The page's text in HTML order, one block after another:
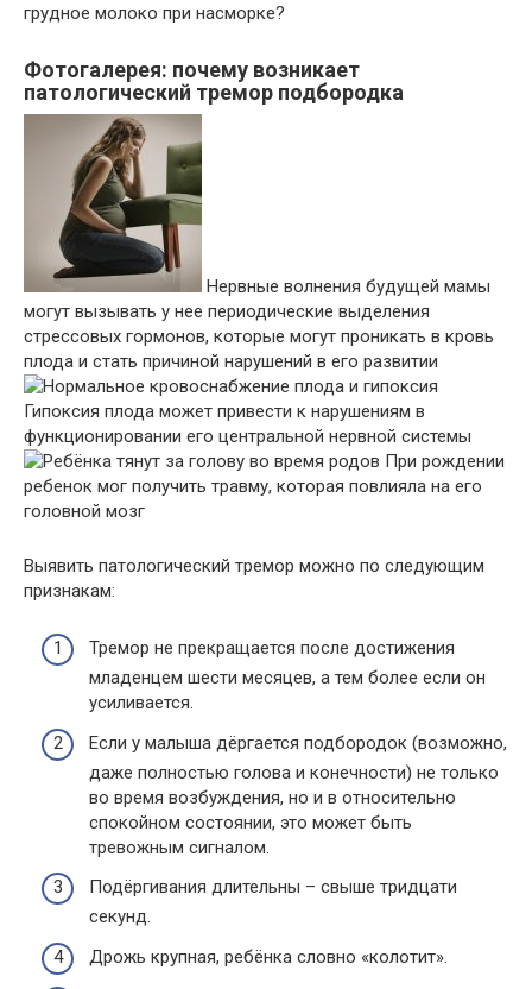
грудное молоко при насморке?
Фотогалерея: почему возникает
патологический тремор подбородка
Нервные волнения будущей мамы
могут вызывать у нее периодические выделения
стрессовых гормонов, которые могут проникать в кровь
плода и стать причиной нарушений в его развитии
Гипоксия плода может привести к нарушениям в
функционировании его центральной нервной системы
При рождении
ребенок мог получить травму, которая повлияла на его
головной мозг
Выявить патологический тремор можно по следующим
признакам:
Тремор не прекращается после достижения
младенцем шести месяцев, а тем более если он
усиливается.
Если у малыша дёргается подбородок (возможно,
даже полностью голова и конечности) не только
во время возбуждения, но и в относительно
спокойном состоянии, это может быть
тревожным сигналом.
Подёргивания длительны – свыше тридцати
секунд.
Дрожь крупная, ребёнка словно «колотит».